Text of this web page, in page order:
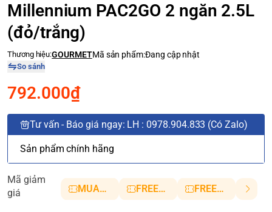
Millennium PAC2GO 2 ngăn 2.5L
(đỏ/trắng)
Thương hiệu:GOURMETMã sản phẩm:Đang cập nhật
So sánh
792.000₫
Tư vấn - Báo giá ngay: LH : 0978.904.833 (Có Zalo)
Sản phẩm chính hãng
Mã giảm
giá
MUANHANH01 FREESHIP5 FREESHIP10